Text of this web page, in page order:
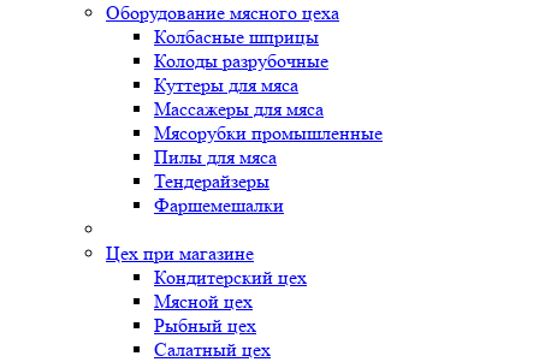
Оборудование мясного цеха
Колбасные шприцы
Колоды разрубочные
Куттеры для мяса
Массажеры для мяса
Мясорубки промышленные
Пилы для мяса
Тендерайзеры
Фаршемешалки
Цех при магазине
Кондитерский цех
Мясной цех
Рыбный цех
Салатный цех